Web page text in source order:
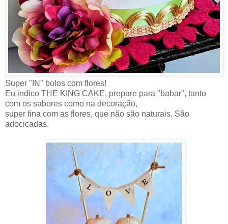
Super "IN" bolos com flores!
Eu indico THE KING CAKE, prepare para "babar", tanto
com os sabores como na decoração,
super fina com as flores, que não são naturais. São
adocicadas.